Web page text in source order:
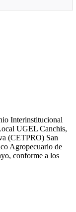
Interinstitucional
UGEL Canchis,
(CETPRO) San
Agropecuario de
conforme a los